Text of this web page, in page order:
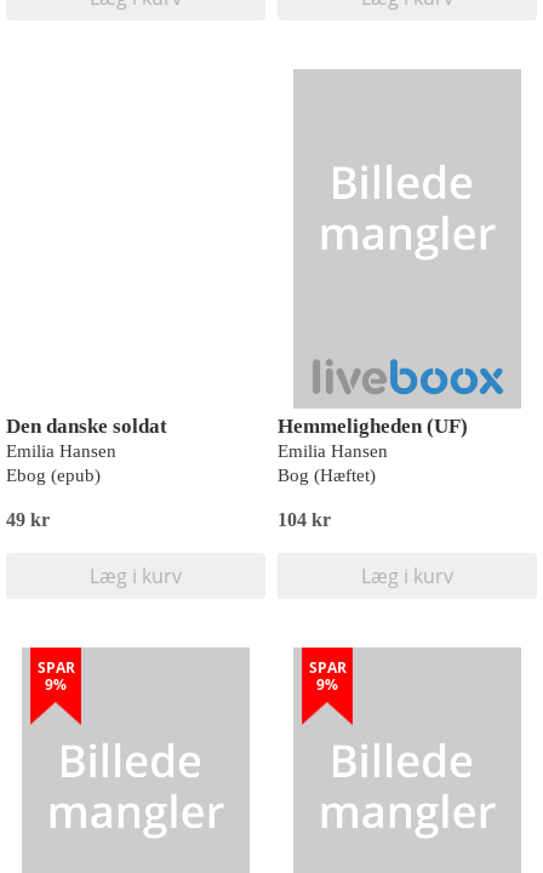
Den danske soldat
Emilia Hansen
Ebog (epub)
49 kr
Læg i kurv
Hemmeligheden (UF)
Emilia Hansen
Bog (Hæftet)
104 kr
Læg i kurv
SPAR
9%
SPAR
9%